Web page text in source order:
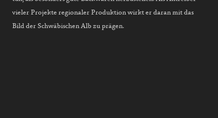
vieler Projekte regionaler Produktion wirkt er daran mit das
Bild der Schwäbischen Alb zu prägen.